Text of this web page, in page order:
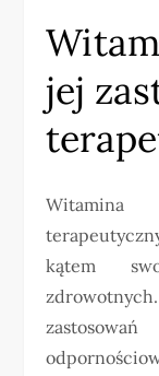
jej
kątem